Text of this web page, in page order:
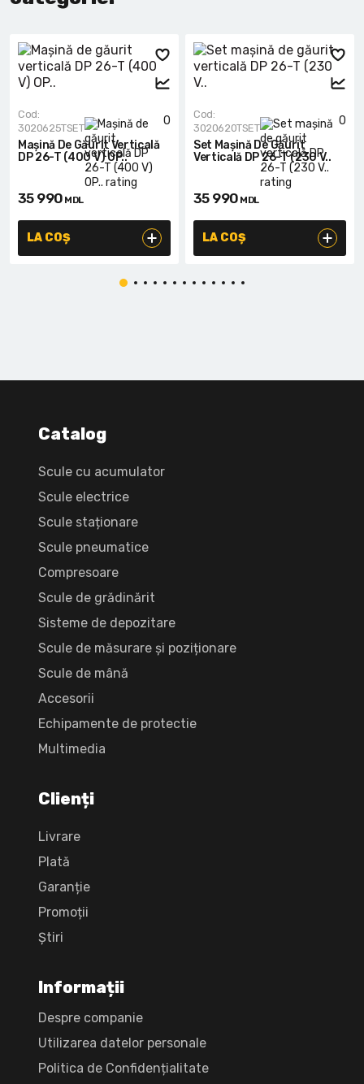
0
Cod:
3020625TSET
Mașină De Găurit Verticală
DP 26-T (400 V) OP..
35 990 MDL
LA COȘ
0
Cod:
3020620TSET
Set Mașină De Găurit
Verticală DP 26-T (230 V..
35 990 MDL
LA COȘ
Catalog
Scule cu acumulator
Scule electrice
Scule staționare
Scule pneumatice
Compresoare
Scule de grădinărit
Sisteme de depozitare
Scule de măsurare și poziționare
Scule de mână
Accesorii
Echipamente de protectie
Multimedia
Clienți
Livrare
Plată
Garanție
Promoții
Știri
Informații
Despre companie
Utilizarea datelor personale
Politica de Confidențialitate